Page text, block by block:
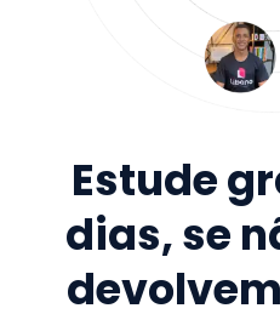
Estude
dias, se